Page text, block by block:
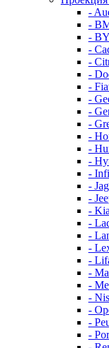
-
-
-
-
-
-
-
-
-
-
-
-
-
-
-
-
- Kia
-
-
-
-
-
-
-
-
-
-